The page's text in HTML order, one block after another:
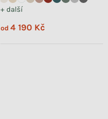
+ další
od 4 190 Kč